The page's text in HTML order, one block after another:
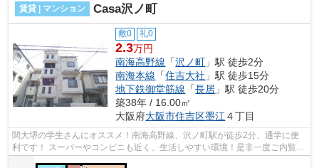
賃貸 | マンション Casa沢ノ町
敷0 礼0
2.3万円
南海高野線 「沢ノ町 」駅 徒歩2分
南海本線 「住吉大社 」駅 徒歩15分
地下鉄御堂筋線 「長居 」駅 徒歩20分
築38年 / 16.00㎡
大阪府大阪市住吉区墨江 ４丁目
関大堺の学生さんにオススメ！南海高野線、沢ノ町駅が徒歩2分、通学に便
利です！ スーパーやコンビニも近く、生活しやすい環境！是非一度ご内覧に
お越しください！ ■□■□■□■□■□■□■□■□...